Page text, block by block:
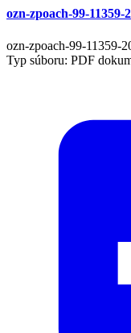
ozn-zpoach-99-11359-
ozn-zpoach-99-11359-
Typ súboru: PDF